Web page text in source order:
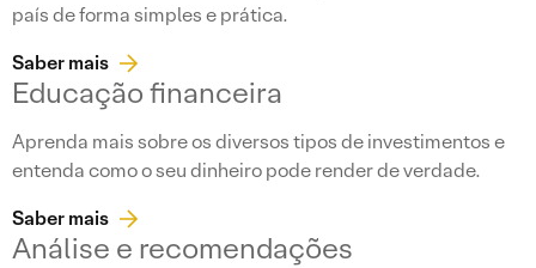
país de forma simples e prática.
Saber mais
Educação financeira
Aprenda mais sobre os diversos tipos de investimentos e
entenda como o seu dinheiro pode render de verdade.
Saber mais
Análise e recomendações